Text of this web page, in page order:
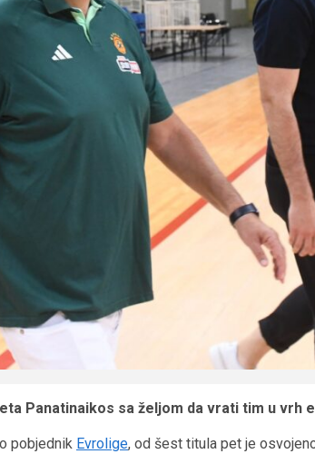
Panatinaikos sa željom da vrati tim u vrh
pobjednik Evrolige, od šest titula pet je